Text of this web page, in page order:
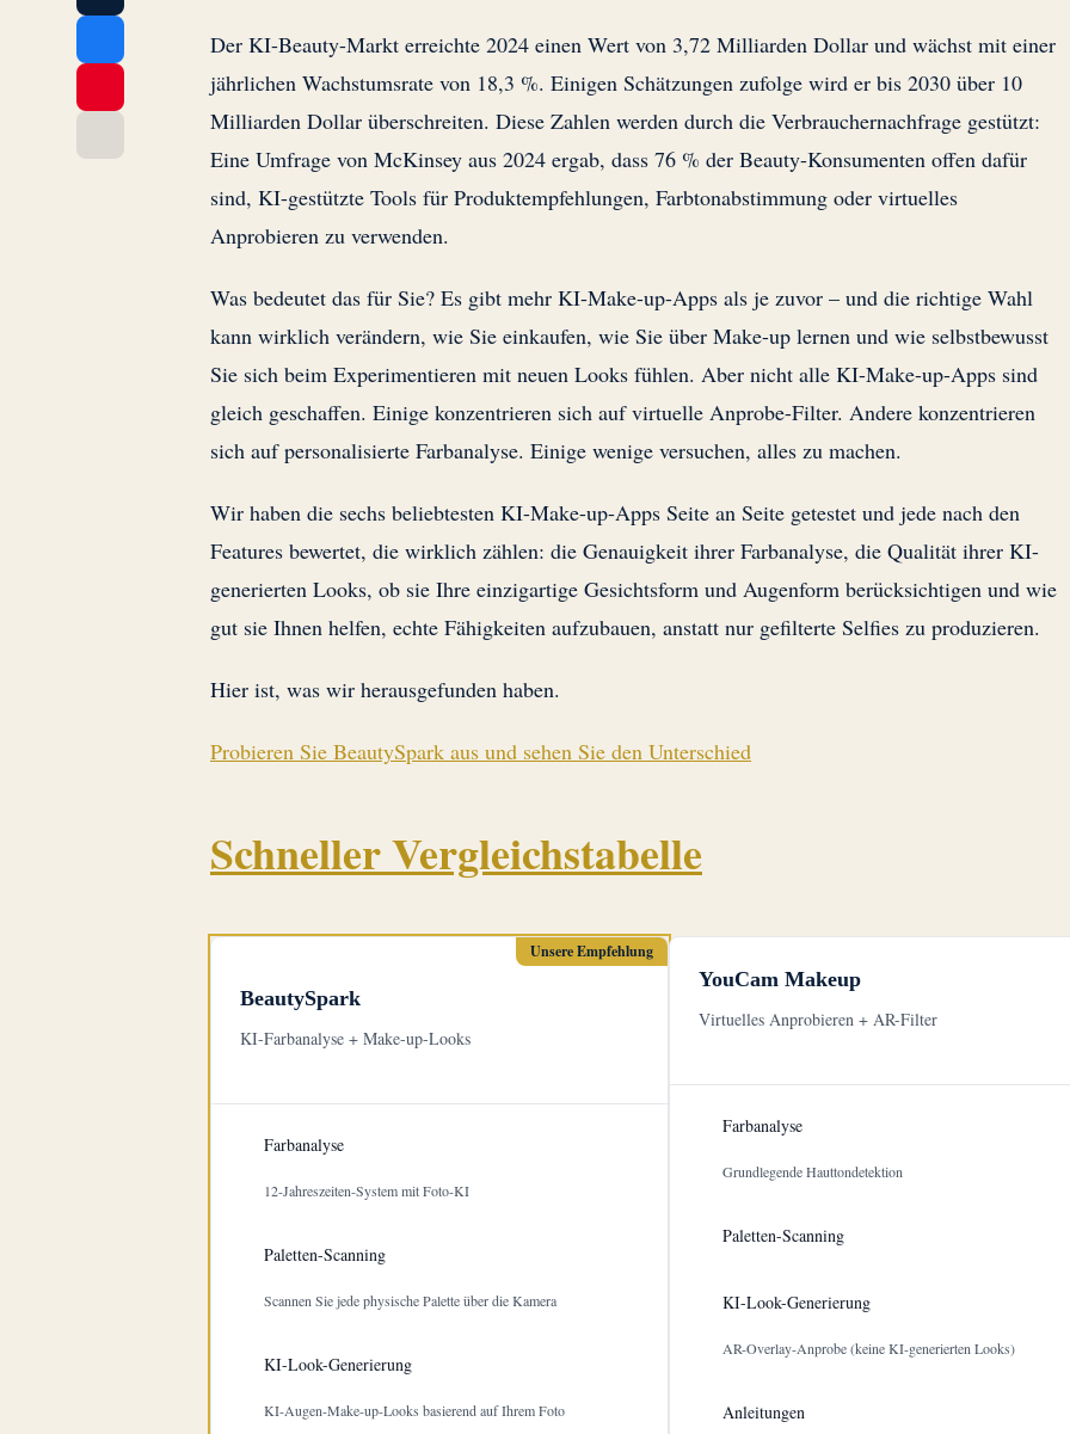
Der KI-Beauty-Markt erreichte 2024 einen Wert von 3,72 Milliarden Dollar und wächst mit einer
jährlichen Wachstumsrate von 18,3 %. Einigen Schätzungen zufolge wird er bis 2030 über 10
Milliarden Dollar überschreiten. Diese Zahlen werden durch die Verbrauchernachfrage gestützt:
Eine Umfrage von McKinsey aus 2024 ergab, dass 76 % der Beauty-Konsumenten offen dafür
sind, KI-gestützte Tools für Produktempfehlungen, Farbtonabstimmung oder virtuelles
Anprobieren zu verwenden.
Was bedeutet das für Sie? Es gibt mehr KI-Make-up-Apps als je zuvor – und die richtige Wahl
kann wirklich verändern, wie Sie einkaufen, wie Sie über Make-up lernen und wie selbstbewusst
Sie sich beim Experimentieren mit neuen Looks fühlen. Aber nicht alle KI-Make-up-Apps sind
gleich geschaffen. Einige konzentrieren sich auf virtuelle Anprobe-Filter. Andere konzentrieren
sich auf personalisierte Farbanalyse. Einige wenige versuchen, alles zu machen.
Wir haben die sechs beliebtesten KI-Make-up-Apps Seite an Seite getestet und jede nach den
Features bewertet, die wirklich zählen: die Genauigkeit ihrer Farbanalyse, die Qualität ihrer KI-
generierten Looks, ob sie Ihre einzigartige Gesichtsform und Augenform berücksichtigen und wie
gut sie Ihnen helfen, echte Fähigkeiten aufzubauen, anstatt nur gefilterte Selfies zu produzieren.
Hier ist, was wir herausgefunden haben.
Probieren Sie BeautySpark aus und sehen Sie den Unterschied
Schneller Vergleichstabelle
Unsere Empfehlung
BeautySpark
KI-Farbanalyse + Make-up-Looks
Farbanalyse
12-Jahreszeiten-System mit Foto-KI
Paletten-Scanning
Scannen Sie jede physische Palette über die Kamera
KI-Look-Generierung
KI-Augen-Make-up-Looks basierend auf Ihrem Foto
YouCam Makeup
Virtuelles Anprobieren + AR-Filter
Farbanalyse
Grundlegende Hauttondetektion
Paletten-Scanning
KI-Look-Generierung
AR-Overlay-Anprobe (keine KI-generierten Looks)
Anleitungen